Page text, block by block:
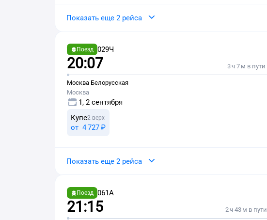
Показать еще 2 рейса
Поезд 029Ч
20:07 3 ч 7 м в пути
Москва Белорусская
Москва
1, 2 сентября
Купе2 верх
от 4 ⁠727 ⁠₽
Показать еще 2 рейса
Поезд 061А
21:15 2 ч 43 м в пути